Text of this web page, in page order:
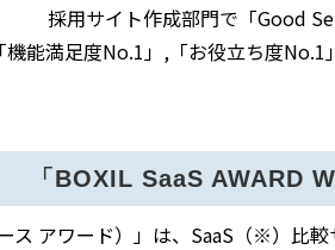
採用サイト作成部門で「Good
能満足度No.1」,「お役立ち度
「BOXIL SaaS AWARD
ース アワード）」は、SaaS（※）